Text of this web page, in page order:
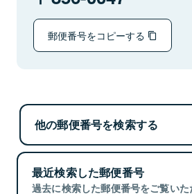
郵便番号をコピーする
他の郵便番号を検索する
最近検索した郵便番号
過去に検索した郵便番号をご覧いた